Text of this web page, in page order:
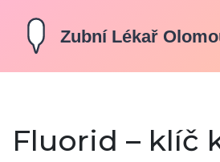
Fluorid – klíč